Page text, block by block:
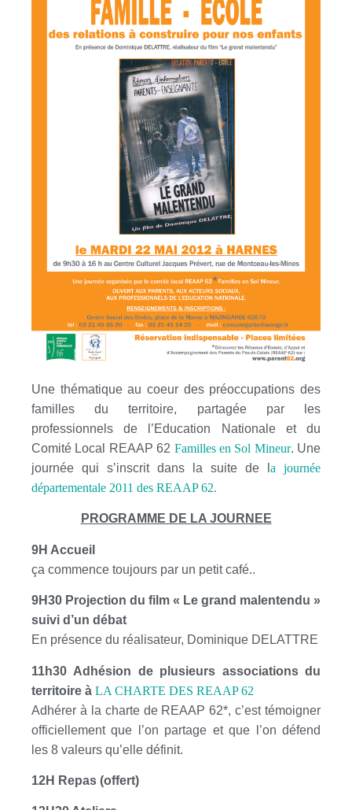
Une thématique au coeur des préoccupations des
familles du territoire, partagée par les
professionnels de l’Education Nationale et du
Comité Local REAAP 62 Familles en Sol Mineur. Une
journée qui s’inscrit dans la suite de l a journée
départementale 2011 des REAAP 62.
PROGRAMME DE LA JOURNEE
9H Accueil
ça commence toujours par un petit café..
9H30 Projection du film « Le grand malentendu »
suivi d’un débat
En présence du réalisateur, Dominique DELATTRE
11h30 Adhésion de plusieurs associations du
territoire à LA CHARTE DES REAAP 62
Adhérer à la charte de REAAP 62*, c’est témoigner
officiellement que l’on partage et que l’on défend
les 8 valeurs qu’elle définit.
12H Repas (offert)